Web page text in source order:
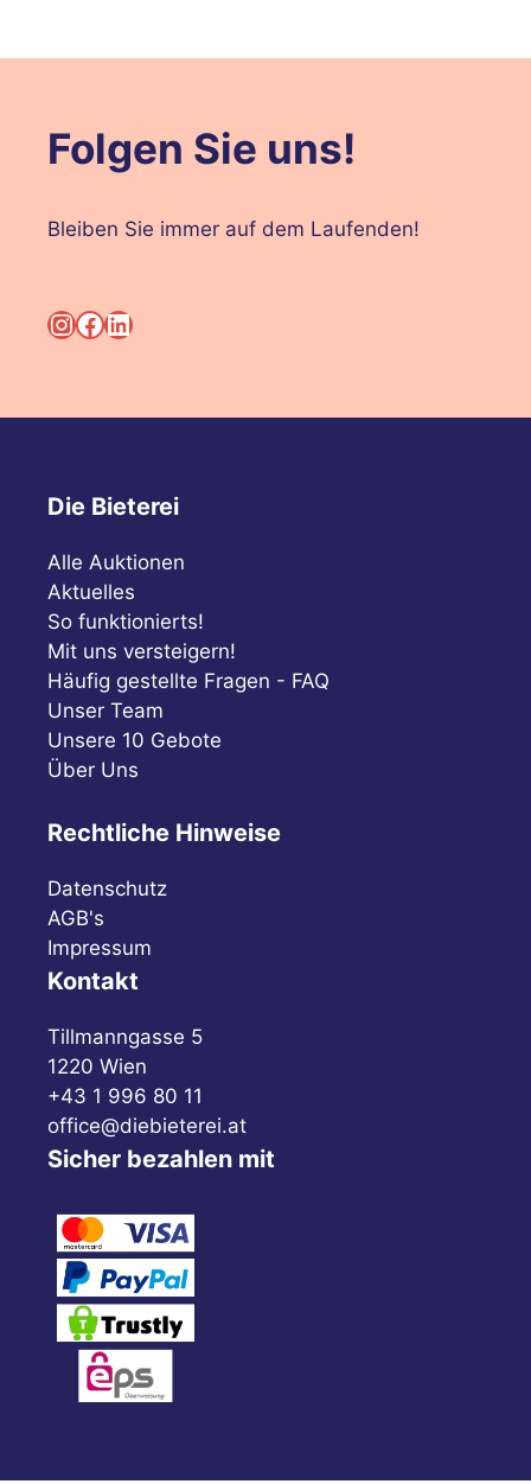
Folgen Sie uns!
Bleiben Sie immer auf dem Laufenden!
Instagram
Facebook
LinkedIn
Die Bieterei
Alle Auktionen
Aktuelles
So funktionierts!
Mit uns versteigern!
Häufig gestellte Fragen - FAQ
Unser Team
Unsere 10 Gebote
Über Uns
Rechtliche Hinweise
Datenschutz
AGB's
Impressum
Kontakt
Tillmanngasse 5
1220 Wien
+43 1 996 80 11
office@diebieterei.at
Sicher bezahlen mit